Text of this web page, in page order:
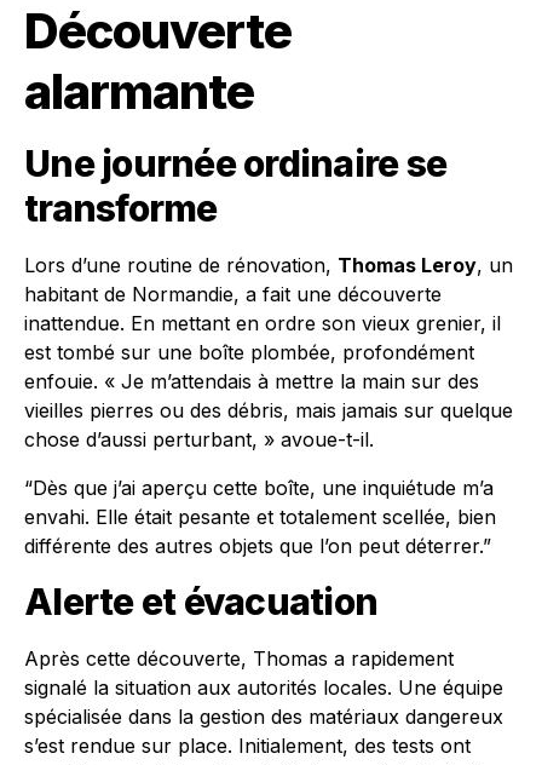
Découverte
alarmante
Une journée ordinaire se
transforme
Lors d’une routine de rénovation, Thomas Leroy, un
habitant de Normandie, a fait une découverte
inattendue. En mettant en ordre son vieux grenier, il
est tombé sur une boîte plombée, profondément
enfouie. « Je m’attendais à mettre la main sur des
vieilles pierres ou des débris, mais jamais sur quelque
chose d’aussi perturbant, » avoue-t-il.
“Dès que j’ai aperçu cette boîte, une inquiétude m’a
envahi. Elle était pesante et totalement scellée, bien
différente des autres objets que l’on peut déterrer.”
Alerte et évacuation
Après cette découverte, Thomas a rapidement
signalé la situation aux autorités locales. Une équipe
spécialisée dans la gestion des matériaux dangereux
s’est rendue sur place. Initialement, des tests ont